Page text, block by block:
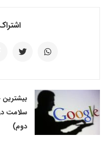
دوم)